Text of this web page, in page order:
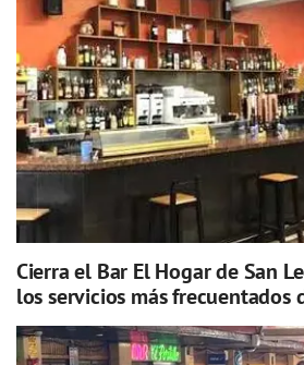
Cierra el Bar El Hogar de San
los servicios más frecuentados